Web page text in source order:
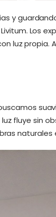
y
Los
luz propia.
fluye sin
naturales